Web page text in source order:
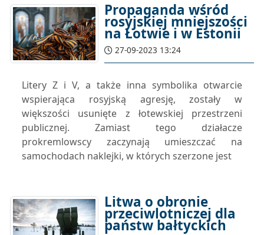
Propaganda wśród
rosyjskiej mniejszości
na Łotwie i w Estonii
27-09-2023 13:24
Litery Z i V, a także inna symbolika otwarcie
wspierająca rosyjską agresję, zostały w
większości usunięte z łotewskiej przestrzeni
publicznej. Zamiast tego działacze
prokremlowscy zaczynają umieszczać na
samochodach naklejki, w których szerzone jest
Litwa o obronie
przeciwlotniczej dla
państw bałtyckich